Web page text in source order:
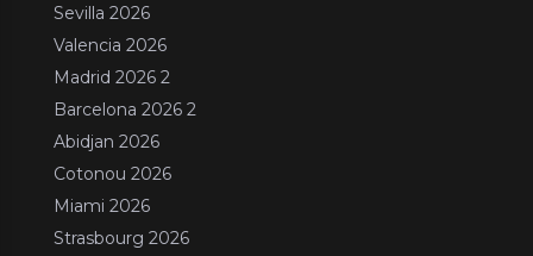
Sevilla 2026
Valencia 2026
Madrid 2026 2
Barcelona 2026 2
Abidjan 2026
Cotonou 2026
Miami 2026
Strasbourg 2026